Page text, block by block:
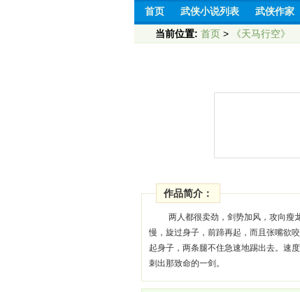
首页 武侠小说列表 武侠作家
当前位置: 首页 > 《天马行空》
作品简介：
两人都很卖劲，剑势加风，攻向瘦
慢，旋过身子，前蹄再起，而且张嘴欲
起身子，两条腿不住急速地踢出去。速
刺出那致命的一剑。